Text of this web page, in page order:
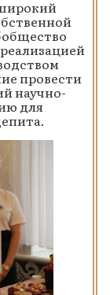
провести
научно-
для